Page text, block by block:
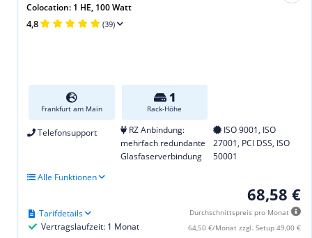
Colocation: 1 HE, 100 Watt
4,8 (39)
Frankfurt am Main
1
Rack-Höhe
Telefonsupport
RZ Anbindung:
mehrfach redundante
Glasfaserverbindung
ISO 9001, ISO
27001, PCI DSS, ISO
50001
Alle Funktionen
68,58 €
Durchschnittspreis pro Monat
64,50 €/Monat zzgl. Setup 49,00 €
Vertragslaufzeit: 1 Monat
Tarifdetails